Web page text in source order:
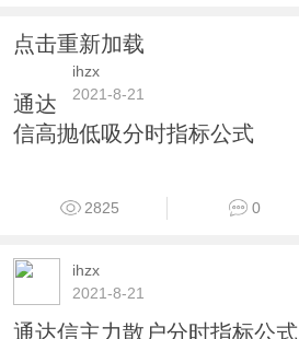
点击重新加载
ihzx
2021-8-21
通达
信高抛低吸分时指标公式
2825 0
ihzx
2021-8-21
通达信主力散户分时指标公式